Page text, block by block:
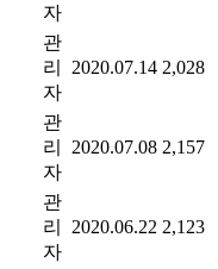
자
관
리
자
2020.07.14 2,028
관
리
자
2020.07.08 2,157
관
리
자
2020.06.22 2,123